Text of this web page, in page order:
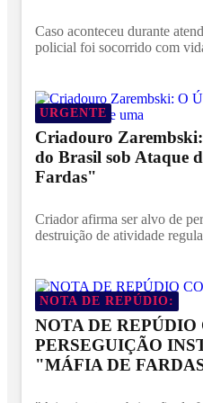
Caso aconteceu durante
policial foi socorrido com
URGENTE
Criadouro
do Brasil sob Ataque
Fardas"
Criador afirma ser alvo de
destruição de atividade
NOTA DE REPÚDIO:
NOTA DE REPÚDIO
PERSEGUIÇÃO
"MÁFIA DE